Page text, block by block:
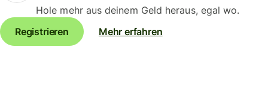
Hole mehr aus deinem Geld heraus, egal wo.
Registrieren
Mehr erfahren